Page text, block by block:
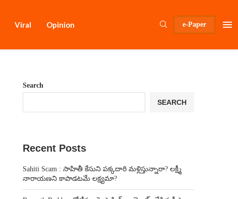
Viral Opinion e-Paper
Search
SEARCH
Recent Posts
Sahiti Scam : సాహితీ కేసుని పక్కదారి మళ్లిస్తున్నారా? లక్ష్మీ
నారాయణని కాపాడటమే లక్ష్యమా?